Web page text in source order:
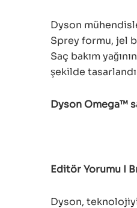
Dyson
Sprey formu, jel
Saç bakım
şekilde
Dyson Omega™
Editör Yorumu I
Dyson, teknolojiyi